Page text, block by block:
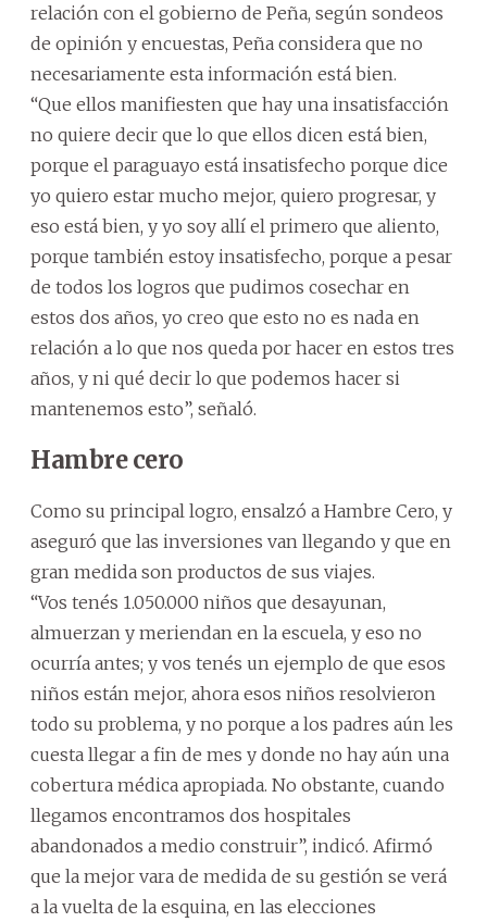
relación con el gobierno de Peña, según sondeos
de opinión y encuestas, Peña considera que no
necesariamente esta información está bien.
“Que ellos manifiesten que hay una insatisfacción
no quiere decir que lo que ellos dicen está bien,
porque el paraguayo está insatisfecho porque dice
yo quiero estar mucho mejor, quiero progresar, y
eso está bien, y yo soy allí el primero que aliento,
porque también estoy insatisfecho, porque a pesar
de todos los logros que pudimos cosechar en
estos dos años, yo creo que esto no es nada en
relación a lo que nos queda por hacer en estos tres
años, y ni qué decir lo que podemos hacer si
mantenemos esto”, señaló.
Hambre cero
Como su principal logro, ensalzó a Hambre Cero, y
aseguró que las inversiones van llegando y que en
gran medida son productos de sus viajes.
“Vos tenés 1.050.000 niños que desayunan,
almuerzan y meriendan en la escuela, y eso no
ocurría antes; y vos tenés un ejemplo de que esos
niños están mejor, ahora esos niños resolvieron
todo su problema, y no porque a los padres aún les
cuesta llegar a fin de mes y donde no hay aún una
cobertura médica apropiada. No obstante, cuando
llegamos encontramos dos hospitales
abandonados a medio construir”, indicó. Afirmó
que la mejor vara de medida de su gestión se verá
a la vuelta de la esquina, en las elecciones